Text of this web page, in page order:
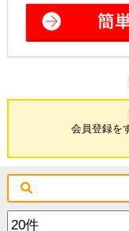
会員登録を